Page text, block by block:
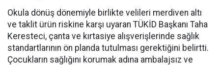
Okula dönüş dönemiyle birlikte velileri merdiven altı
ve taklit ürün riskine karşı uyaran TÜKİD Başkanı Taha
Keresteci, çanta ve kırtasiye alışverişlerinde sağlık
standartlarının ön planda tutulması gerektiğini belirtti.
Çocukların sağlığını korumak adına ambalajsız ve